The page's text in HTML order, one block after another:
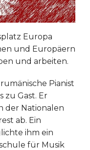
Europa
und Europäern
und arbeiten.
Pianist
zu Gast. Er
der Nationalen
ab. Ein
ihm ein
für Musik